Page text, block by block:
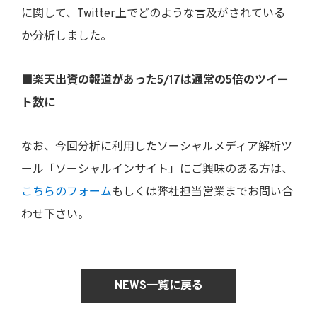
に関して、Twitter上でどのような言及がされている
か分析しました。
■楽天出資の報道があった5/17は通常の5倍のツイー
ト数に
なお、今回分析に利用したソーシャルメディア解析ツ
ール「ソーシャルインサイト」にご興味のある方は、
こちらのフォームもしくは弊社担当営業までお問い合
わせ下さい。
NEWS一覧に戻る